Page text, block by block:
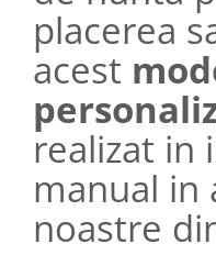
placerea
acest
realizat in
manual in
noastre